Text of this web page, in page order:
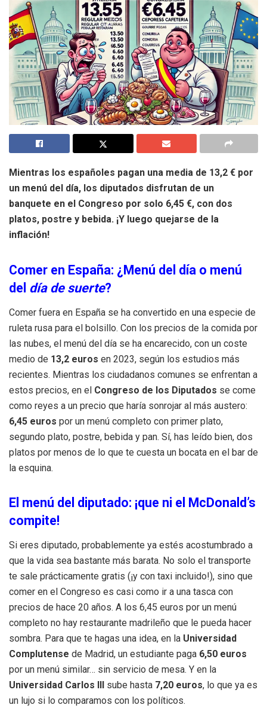
Mientras los españoles pagan una media de 13,2 € por
un menú del día, los diputados disfrutan de un
banquete en el Congreso por solo 6,45 €, con dos
platos, postre y bebida. ¡Y luego quejarse de la
inflación!
Comer en España: ¿Menú del día o menú
del día de suerte?
Comer fuera en España se ha convertido en una especie de
ruleta rusa para el bolsillo. Con los precios de la comida por
las nubes, el menú del día se ha encarecido, con un coste
medio de 13,2 euros en 2023, según los estudios más
recientes. Mientras los ciudadanos comunes se enfrentan a
estos precios, en el Congreso de los Diputados se come
como reyes a un precio que haría sonrojar al más austero:
6,45 euros por un menú completo con primer plato,
segundo plato, postre, bebida y pan. Sí, has leído bien, dos
platos por menos de lo que te cuesta un bocata en el bar de
la esquina.
El menú del diputado: ¡que ni el McDonald’s
compite!
Si eres diputado, probablemente ya estés acostumbrado a
que la vida sea bastante más barata. No solo el transporte
te sale prácticamente gratis (¡y con taxi incluido!), sino que
comer en el Congreso es casi como ir a una tasca con
precios de hace 20 años. A los 6,45 euros por un menú
completo no hay restaurante madrileño que le pueda hacer
sombra. Para que te hagas una idea, en la Universidad
Complutense de Madrid, un estudiante paga 6,50 euros
por un menú similar… sin servicio de mesa. Y en la
Universidad Carlos III sube hasta 7,20 euros, lo que ya es
un lujo si lo comparamos con los políticos.